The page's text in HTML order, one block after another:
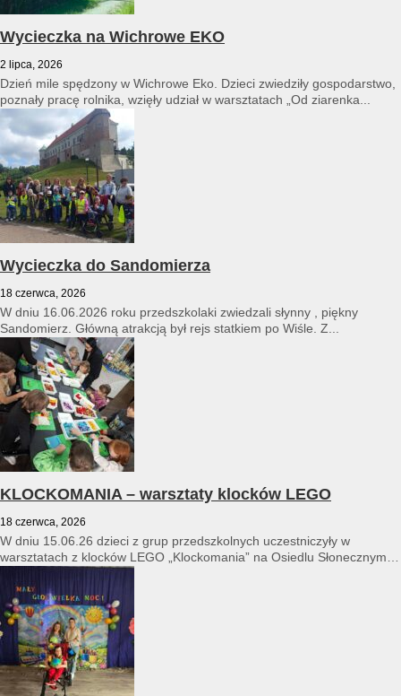
Wycieczka na Wichrowe EKO
2 lipca, 2026
Dzień mile spędzony w Wichrowe Eko. Dzieci zwiedziły gospodarstwo,
poznały pracę rolnika, wzięły udział w warsztatach „Od ziarenka...
Wycieczka do Sandomierza
18 czerwca, 2026
W dniu 16.06.2026 roku przedszkolaki zwiedzali słynny , piękny
Sandomierz. Główną atrakcją był rejs statkiem po Wiśle. Z...
KLOCKOMANIA – warsztaty klocków LEGO
18 czerwca, 2026
W dniu 15.06.26 dzieci z grup przedszkolnych uczestniczyły w
warsztatach z klocków LEGO „Klockomania” na Osiedlu Słonecznym